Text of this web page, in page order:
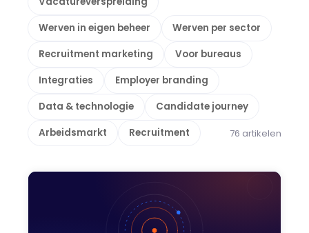
Werven in eigen beheer
Werven per sector
Recruitment marketing
Voor bureaus
Integraties
Employer branding
Data & technologie
Candidate journey
Arbeidsmarkt
Recruitment 76 artikelen